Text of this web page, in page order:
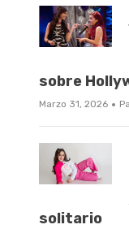
sobre
Marzo 31, 2026 ·
solitario